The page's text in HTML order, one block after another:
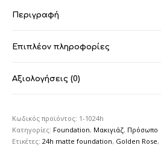
Περιγραφή
Επιπλέον πληροφορίες
Αξιολογήσεις (0)
Κωδικός προϊόντος: 1-1024h
Κατηγορίες: Foundation, Μακιγιάζ, Πρόσωπο
Ετικέτες:24h matte foundation, Golden Rose,